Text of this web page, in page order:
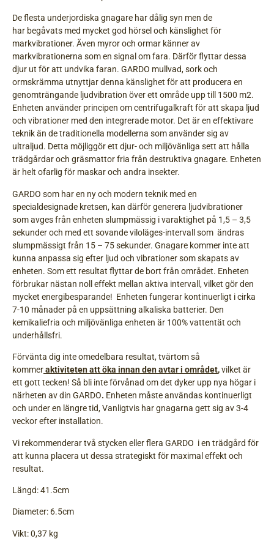
De flesta underjordiska gnagare har dålig syn men de
har begåvats med mycket god hörsel och känslighet för
markvibrationer. Även myror och ormar känner av
markvibrationerna som en signal om fara. Därför flyttar dessa
djur ut för att undvika faran. GARDO mullvad, sork och
ormskrämma utnyttjar denna känslighet för att producera en
genomträngande ljudvibration över ett område upp till 1500 m2.
Enheten använder principen om centrifugalkraft för att skapa ljud
och vibrationer med den integrerade motor. Det är en effektivare
teknik än de traditionella modellerna som använder sig av
ultraljud. Detta möjliggör ett djur- och miljövänliga sett att hålla
trädgårdar och gräsmattor fria från destruktiva gnagare. Enheten
är helt ofarlig för maskar och andra insekter.
GARDO som har en ny och modern teknik med en
specialdesignade kretsen, kan därför generera ljudvibrationer
som avges från enheten slumpmässig i varaktighet på 1,5 – 3,5
sekunder och med ett sovande viloläges-intervall som ändras
slumpmässigt från 15 – 75 sekunder. Gnagare kommer inte att
kunna anpassa sig efter ljud och vibrationer som skapats av
enheten. Som ett resultat flyttar de bort från området. Enheten
förbrukar nästan noll effekt mellan aktiva intervall, vilket gör den
mycket energibesparande! Enheten fungerar kontinuerligt i cirka
7-10 månader på en uppsättning alkaliska batterier. Den
kemikaliefria och miljövänliga enheten är 100% vattentät och
underhållsfri.
Förvänta dig inte omedelbara resultat, tvärtom så
kommeraktiviteten att öka innan den avtar i området,vilket är
ett gott tecken! Så bli inte förvånad om det dyker upp nya högar i
närheten av din GARDO. Enheten måste användas kontinuerligt
och under en längre tid, Vanligtvis har gnagarna gett sig av 3-4
veckor efter installation.
Vi rekommenderar två stycken eller flera GARDO i en trädgård för
att kunna placera ut dessa strategiskt för maximal effekt och
resultat.
Längd: 41.5cm
Diameter: 6.5cm
Vikt: 0,37 kg